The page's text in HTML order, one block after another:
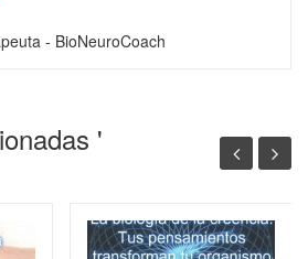
- BioNeuroCoach
'